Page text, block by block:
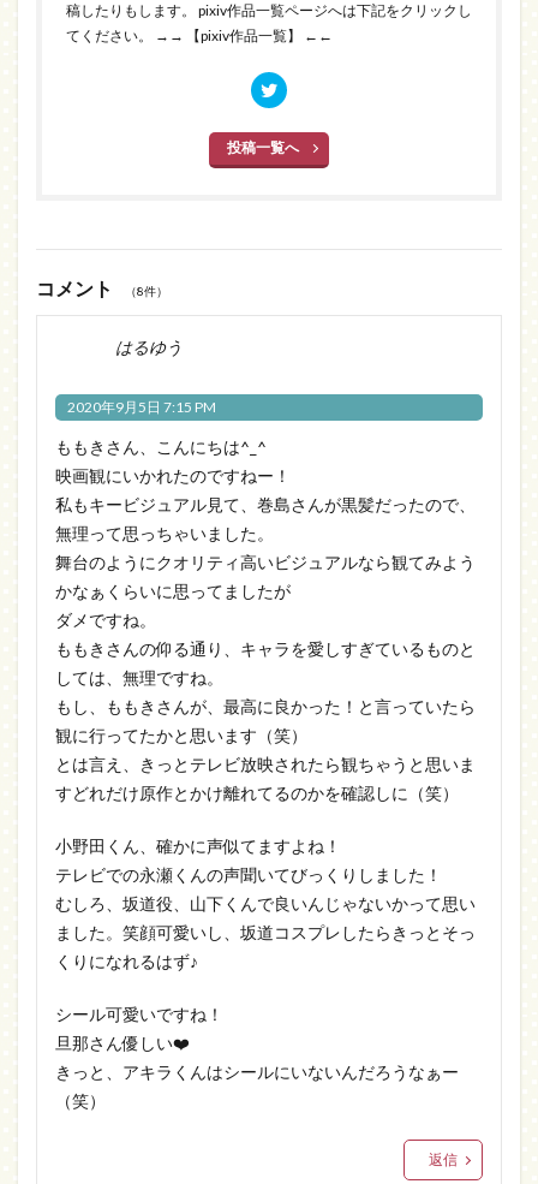
稿したりもします。 pixiv作品一覧ページへは下記をクリックし
てください。
→→ 【pixiv作品一覧】 ←←
投稿一覧へ
コメント （8件）
はるゆう
2020年9月5日 7:15 PM
ももきさん、こんにちは^_^
映画観にいかれたのですねー！
私もキービジュアル見て、巻島さんが黒髪だったので、
無理って思っちゃいました。
舞台のようにクオリティ高いビジュアルなら観てみよう
かなぁくらいに思ってましたが
ダメですね。
ももきさんの仰る通り、キャラを愛しすぎているものと
しては、無理ですね。
もし、ももきさんが、最高に良かった！と言っていたら
観に行ってたかと思います（笑）
とは言え、きっとテレビ放映されたら観ちゃうと思いま
すどれだけ原作とかけ離れてるのかを確認しに（笑）
小野田くん、確かに声似てますよね！
テレビでの永瀬くんの声聞いてびっくりしました！
むしろ、坂道役、山下くんで良いんじゃないかって思い
ました。笑顔可愛いし、坂道コスプレしたらきっとそっ
くりになれるはず♪
シール可愛いですね！
旦那さん優しい❤️
きっと、アキラくんはシールにいないんだろうなぁー
（笑）
返信